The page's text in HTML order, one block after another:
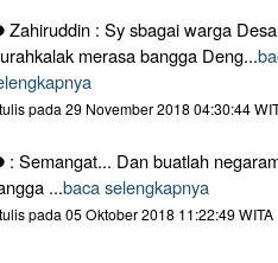
Zahiruddin : Sy sbagai warga Desa
merasa bangga Deng...
pada 29 November 2018 04:30:44
: Semangat... Dan buatlah
...baca selengkapnya
pada 05 Oktober 2018 11:22:49 WITA